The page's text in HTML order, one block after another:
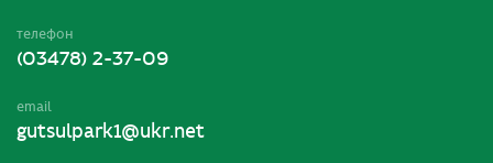
телефон
(03478) 2-37-09
email
gutsulpark1@ukr.net